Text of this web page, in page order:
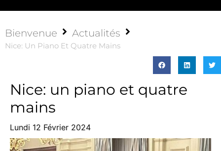
Bienvenue Actualités
Nice: Un Piano Et Quatre Mains
Nice: un piano et quatre
mains
Lundi 12 Février 2024